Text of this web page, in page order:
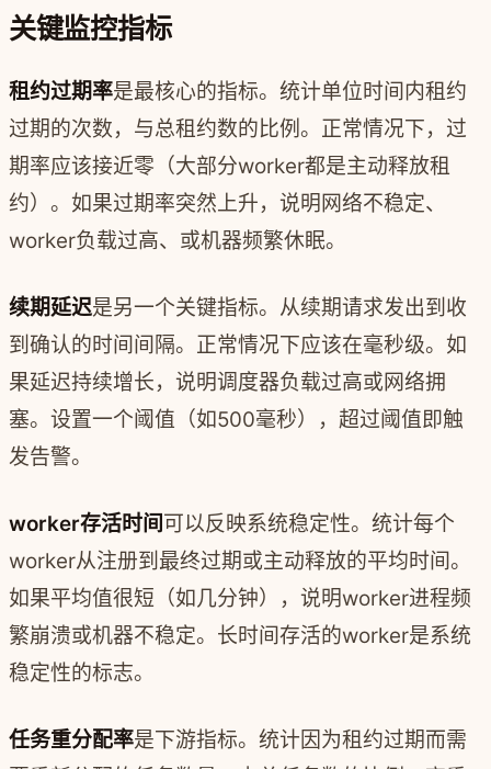
关键监控指标
租约过期率是最核心的指标。统计单位时间内租约
过期的次数，与总租约数的比例。正常情况下，过
期率应该接近零（大部分worker都是主动释放租
约）。如果过期率突然上升，说明网络不稳定、
worker负载过高、或机器频繁休眠。
续期延迟是另一个关键指标。从续期请求发出到收
到确认的时间间隔。正常情况下应该在毫秒级。如
果延迟持续增长，说明调度器负载过高或网络拥
塞。设置一个阈值（如500毫秒），超过阈值即触
发告警。
worker存活时间可以反映系统稳定性。统计每个
worker从注册到最终过期或主动释放的平均时间。
如果平均值很短（如几分钟），说明worker进程频
繁崩溃或机器不稳定。长时间存活的worker是系统
稳定性的标志。
任务重分配率是下游指标。统计因为租约过期而需